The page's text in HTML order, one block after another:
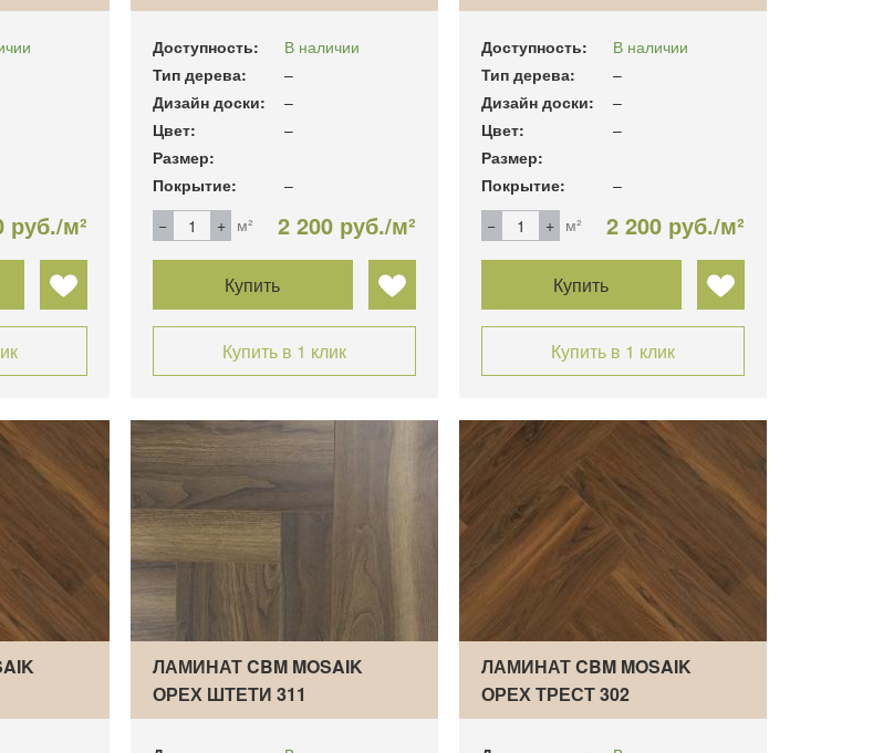
руб./м²
Доступность:
В наличии
Тип дерева:
–
Дизайн доски:
–
Цвет:
–
Размер:
Покрытие:
–
м²
2 200 руб./м²
Купить
Купить в 1 клик
Доступность:
В наличии
Тип дерева:
–
Дизайн доски:
–
Цвет:
–
Размер:
Покрытие:
–
м²
2 200 руб./м²
Купить
Купить в 1 клик
ЛАМИНАТ CBM MOSAIK
ОРЕХ ШТЕТИ 311
ВЕНГЕРСК…
ЛАМИНАТ CBM MOSAIK
ОРЕХ ТРЕСТ 302
ВЕНГЕРСК…